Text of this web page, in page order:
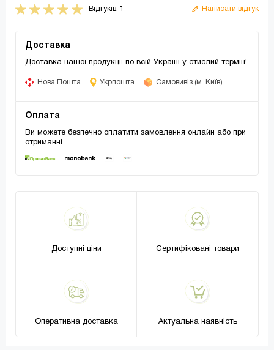
Відгуків: 1 Написати відгук
Доставка
Доставка нашої продукції по всій Україні у стислий термін!
Нова Пошта Укрпошта Самовивіз (м. Київ)
Оплата
Ви можете безпечно оплатити замовлення онлайн або при
отриманні
Доступні ціни Сертифіковані товари
Оперативна доставка Актуальна наявність